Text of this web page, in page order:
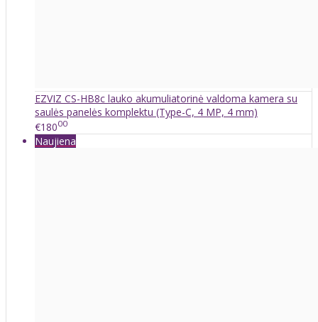
EZVIZ CS-HB8c lauko akumuliatorinė valdoma kamera su
saulės panelės komplektu (Type-C, 4 MP, 4 mm)
€18000
Naujiena